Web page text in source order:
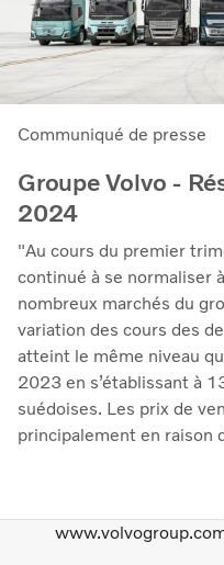
suédoises », a déclaré
directeur général.
Communiqué de presse
Groupe Volvo -
2024
"Au cours du premier
continué à se normaliser
nombreux marchés du
variation des cours des
atteint le même niveau
2023 en s’établissant à
suédoises. Les prix de
principalement en raison
Le rendement des